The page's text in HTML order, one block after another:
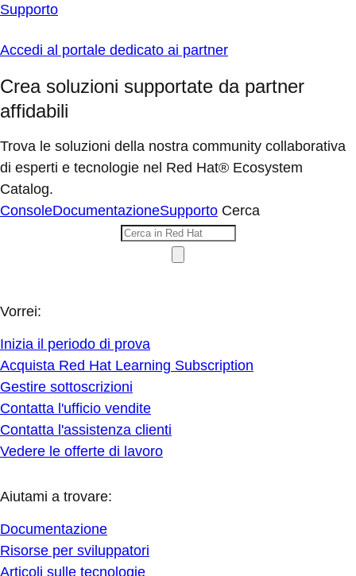
Supporto
Accedi al portale dedicato ai partner
Crea soluzioni supportate da partner
affidabili
Trova le soluzioni della nostra community collaborativa
di esperti e tecnologie nel Red Hat® Ecosystem
Catalog.
ConsoleDocumentazioneSupporto Cerca
Vorrei:
Inizia il periodo di prova
Acquista Red Hat Learning Subscription
Gestire sottoscrizioni
Contatta l'ufficio vendite
Contatta l'assistenza clienti
Vedere le offerte di lavoro
Aiutami a trovare:
Documentazione
Risorse per sviluppatori
Articoli sulle tecnologie